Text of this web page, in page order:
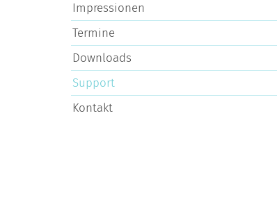
Impressionen
Termine
Downloads
Support
Kontakt